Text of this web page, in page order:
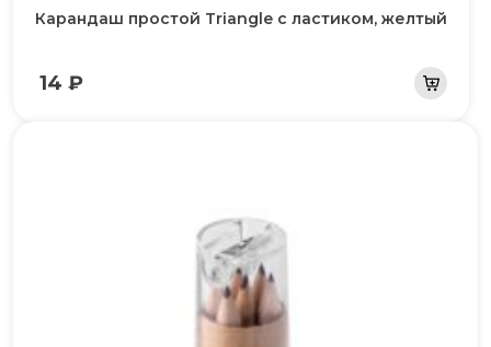
Карандаш простой Triangle с ластиком, желтый
14 ₽